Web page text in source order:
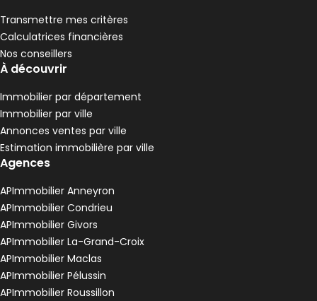
de village 204 m² 6 pièces Condrieu
Aller à l'image1
Aller à l'image2
Aller à l'image3
Aller à l'image4
Aller à l'image5
330 000 €
Condrieu - 69420
Maison de village • 6 pièces • 204 m²
DPE :
, ,
Transmettre mes critères
Calculatrices financières
Nos conseillers
À découvrir
Immobilier par département
Immobilier par ville
Annonces ventes par ville
Estimation immobilière par ville
Agences
APImmobilier Anneyron
APImmobilier Condrieu
APImmobilier Givors
APImmobilier La-Grand-Croix
APImmobilier Maclas
APImmobilier Pélussin
APImmobilier Roussillon